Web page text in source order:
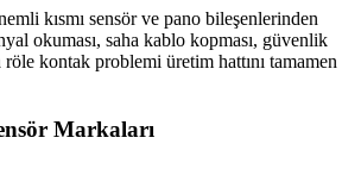
kısmı sensör ve pano bileşenlerinden
okuması, saha kablo kopması, güvenlik
kontak problemi üretim hattını tamamen
Markaları